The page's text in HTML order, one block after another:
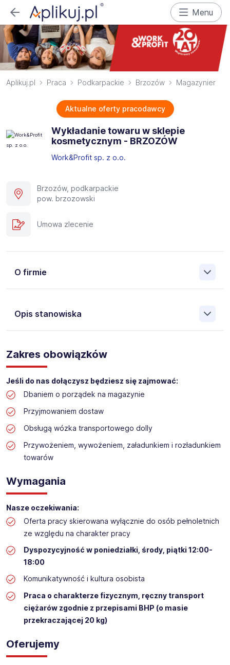
Menu
Aplikuj.pl Praca Podkarpackie Brzozów Magazynier
Aktualne oferty pracodawcy
Wykładanie towaru w sklepie
kosmetycznym - BRZOZÓW​
Work&Profit sp. z o.o.
Brzozów, podkarpackie
pow. brzozowski
Umowa zlecenie
O firmie
Opis stanowiska
Pośrednictwa Pracy i Doradztwa Personalnego Work &
Profit jest obecnie jedną z największych niezależnych
polskich agencji zatrudnienia. W ciągu wielu lat naszej
działalności daliśmy pracę przeszło 50 000 pracowników
w całym kraju. Skutecznie znajdujemy pracowników dla
największych firm, jak również małych rodzinnych
przedsiębiorstw w Polsce. Agencja jest wpisana pod nr
Obecnie dla naszego Klienta, poszukujemy osób na
stanowisko:
Lokalizacja: BRZOZÓW
Zakres obowiązków
Jeśli do nas dołączysz będziesz się zajmować:
Dbaniem o porządek na magazynie
Przyjmowaniem dostaw
Obsługą wózka transportowego dolly
Przywożeniem, wywożeniem, załadunkiem i rozładunkiem
towarów
Wymagania
Nasze oczekiwania:
Oferta pracy skierowana wyłącznie do osób pełnoletnich
ze względu na charakter pracy
Dyspozycyjność w poniedziałki, środy, piątki 12:00-
18:00​
Komunikatywność i kultura osobista
Praca o charakterze fizycznym, ręczny transport
ciężarów zgodnie z przepisami BHP (o masie
przekraczającej 20 kg)
Oferujemy